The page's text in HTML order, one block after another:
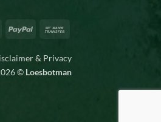
IDeal PayPal
& Privacy
© Loesbotman